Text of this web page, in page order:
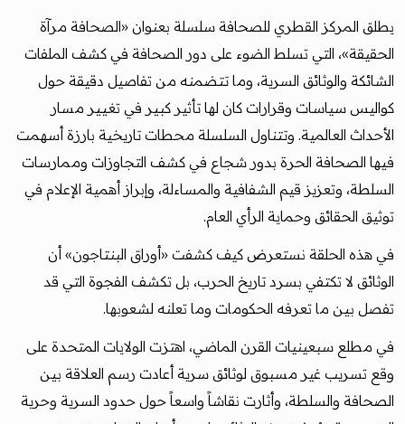
يطلق المركز القطري للصحافة سلسلة بعنوان «الصحافة مرآة
الحقيقة»، التي تسلط الضوء على دور الصحافة في كشف الملفات
الشائكة والوثائق السرية، وما تتضمنه من تفاصيل دقيقة حول
كواليس سياسات وقرارات كان لها تأثير كبير في تغيير مسار
الأحداث العالمية. وتتناول السلسلة محطات تاريخية بارزة أسهمت
فيها الصحافة الحرة بدور شجاع في كشف التجاوزات وممارسات
السلطة، وتعزيز قيم الشفافية والمساءلة، وإبراز أهمية الإعلام في
توثيق الحقائق وحماية الرأي العام.
في هذه الحلقة نستعرض كيف كشفت «أوراق البنتاجون» أن
الوثائق لا تكتفي بسرد تاريخ الحرب، بل تكشف الفجوة التي قد
تفصل بين ما تعرفه الحكومات وما تعلنه لشعوبها.
في مطلع سبعينيات القرن الماضي، اهتزت الولايات المتحدة على
وقع تسريب غير مسبوق لوثائق سرية أعادت رسم العلاقة بين
الصحافة والسلطة، وأثارت نقاشاً واسعاً حول حدود السرية وحرية